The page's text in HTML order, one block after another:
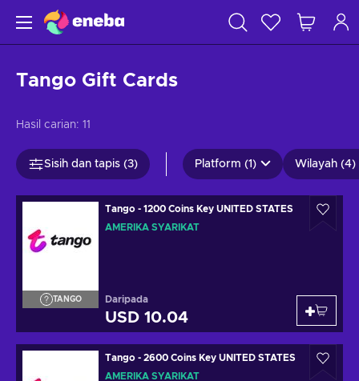
Tango Gift Cards
Hasil carian: 11
Sisih dan tapis (3) Platform (1) Wilayah (4)
TANGO
Tango - 1200 Coins Key UNITED STATES
AMERIKA SYARIKAT
Daripada
USD 10.04
Tango - 2600 Coins Key UNITED STATES
AMERIKA SYARIKAT